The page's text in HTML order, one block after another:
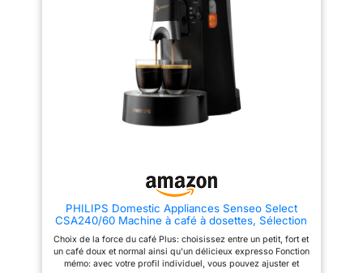
minutes de non utilisation
Réservoir d'eau amovible de
0,7L Bac d'égouttage et bac à
capsules usagées (pour 9-11
capsules) séparés pour une
meilleure hygiène
PHILIPS Domestic Appliances Senseo Select
CSA240/60 Machine à café à dosettes, Sélection
plastique recyclé, Noir
Choix de la force du café Plus: choisissez entre un petit, fort et
un café doux et normal ainsi qu'un délicieux expresso Fonction
mémo: avec votre profil individuel, vous pouvez ajuster et